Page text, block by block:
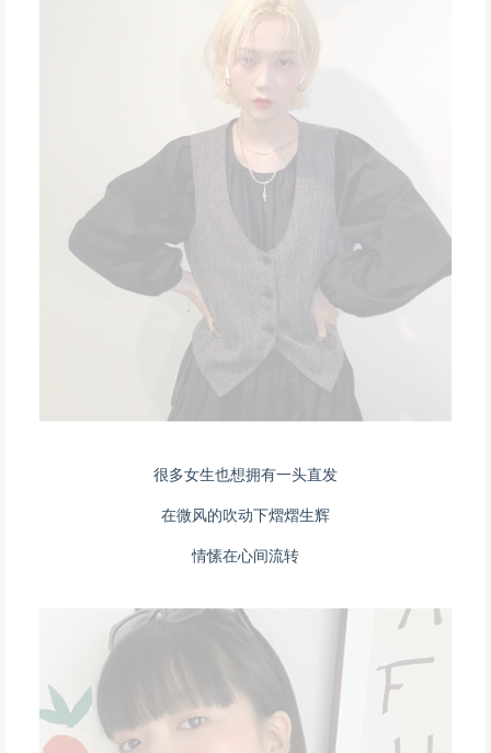
很多女生也想拥有一头直发
在微风的吹动下熠熠生辉
情愫在心间流转